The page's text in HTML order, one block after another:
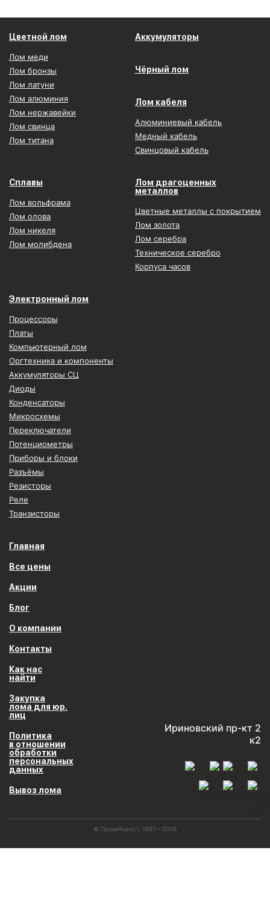
Цветной лом
Лом меди
Лом бронзы
Лом латуни
Лом алюминия
Лом нержавейки
Лом свинца
Лом титана
Аккумуляторы
Чёрный лом
Лом кабеля
Алюминиевый кабель
Медный кабель
Свинцовый кабель
Сплавы
Лом вольфрама
Лом олова
Лом никеля
Лом молибдена
Лом драгоценных
металлов
Цветные металлы с покрытием
Лом золота
Лом серебра
Техническое серебро
Корпуса часов
Электронный лом
Процессоры
Платы
Компьютерный лом
Оргтехника и компоненты
Аккумуляторы СЦ
Диоды
Конденсаторы
Микросхемы
Переключатели
Потенциометры
Приборы и блоки
Разъёмы
Резисторы
Реле
Транзисторы
Главная
Все цены
Акции
Блог
О компании
Контакты
Как нас
найти
Закупка
лома для юр.
лиц
Политика
в отношении
обработки
персональных
данных
Вывоз лома
Ириновский пр-кт 2
к2
© ПромИнвест, 1997—2026